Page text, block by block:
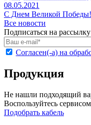
08.05.2021
С Днем Великой Победы!
Все новости
Подписаться на рассылку
Согласен(-а) на
Продукция
Не нашли подходящий
Воспользуйтесь
Подобрать кабель